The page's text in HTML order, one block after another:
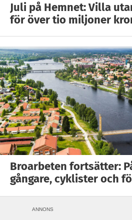
Juli på Hemnet: Villa
för över tio miljoner
Broarbeten fortsätter:
gångare, cyklister och
ANNONS